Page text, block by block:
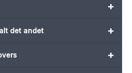
+
+
det andet
+